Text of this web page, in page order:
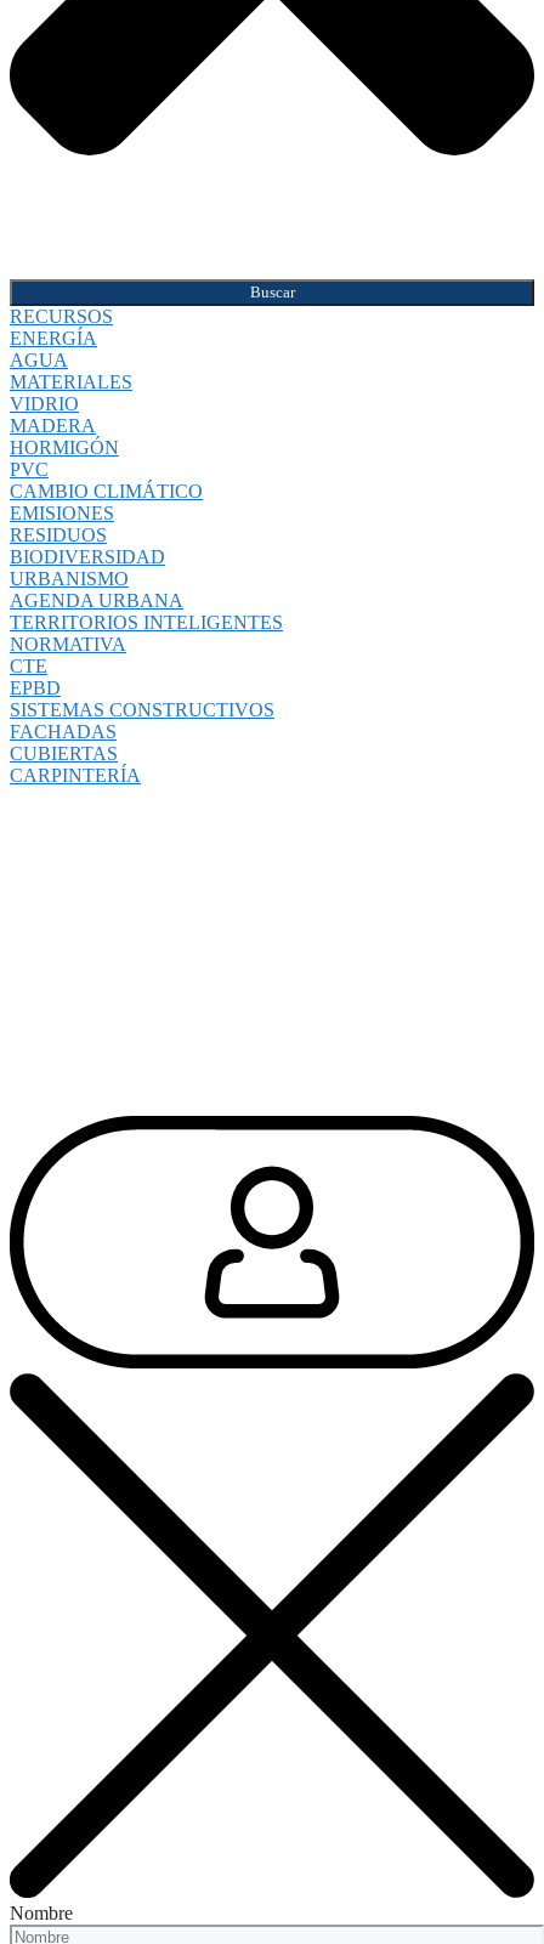
Buscar
RECURSOS
ENERGÍA
AGUA
MATERIALES
VIDRIO
MADERA
HORMIGÓN
PVC
CAMBIO CLIMÁTICO
EMISIONES
RESIDUOS
BIODIVERSIDAD
URBANISMO
AGENDA URBANA
TERRITORIOS INTELIGENTES
NORMATIVA
CTE
EPBD
SISTEMAS CONSTRUCTIVOS
FACHADAS
CUBIERTAS
CARPINTERÍA
Nombre